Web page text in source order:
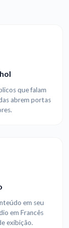
que falam
abrem portas
em seu
em Francês
exibição.